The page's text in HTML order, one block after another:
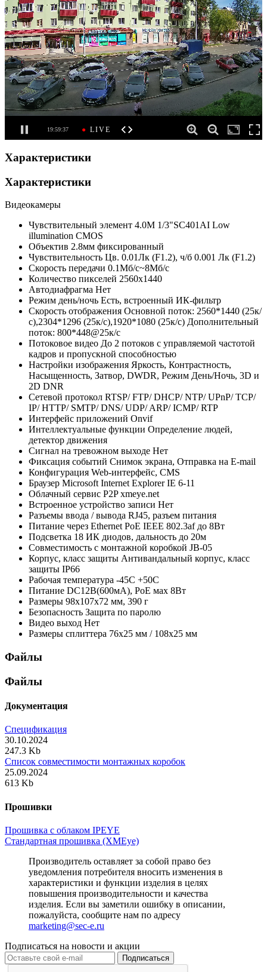
Характеристики
Характеристики
Видеокамеры
Чувствительный элемент 4.0M 1/3"SC401AI Low
illumination CMOS
Объектив 2.8мм фиксированный
Чувствительность Цв. 0.01Лк (F1.2), ч/б 0.001 Лк (F1.2)
Скорость передачи 0.1Мб/с~8Мб/с
Количество пикселей 2560x1440
Автодиафрагма Нет
Режим день/ночь Есть, встроенный ИК-фильтр
Скорость отображения Основной поток: 2560*1440 (25к/
с),2304*1296 (25к/с),1920*1080 (25к/с) Дополнительный
поток: 800*448@25к/с
Потоковое видео До 2 потоков с управляемой частотой
кадров и пропускной способностью
Настройки изображения Яркость, Контрастность,
Насыщенность, Затвор, DWDR, Режим День/Ночь, 3D и
2D DNR
Сетевой протокол RTSP/ FTP/ DHCP/ NTP/ UPnP/ TCP/
IP/ HTTP/ SMTP/ DNS/ UDP/ ARP/ ICMP/ RTP
Интерфейс приложений Onvif
Интеллектуальные функции Определение людей,
детектор движения
Сигнал на тревожном выходе Нет
Фиксация событий Cнимок экрана, Отправка на E-mail
Конфигурация Web-интерфейс, CMS
Браузер Microsoft Internet Explorer IE 6-11
Облачный сервис P2P xmeye.net
Встроенное устройство записи Нет
Разъемы ввода / вывода RJ45, разъем питания
Питание через Ethernet PoE IEEE 802.3af до 8Вт
Подсветка 18 ИК диодов, дальность до 20м
Совместимость с монтажной коробкой JB-05
Корпус, класс защиты Антивандальный корпус, класс
защиты IР66
Рабочая температура -45С +50С
Питание DC12В(600мА), PoE мах 8Вт
Размеры 98х107х72 мм, 390 г
Безопасность Защита по паролю
Видео выход Нет
Размеры сплиттера 76х25 мм / 108х25 мм
Файлы
Файлы
Документация
Спецификация
30.10.2024
247.3 Kb
Список совместимости монтажных коробок
25.09.2024
613 Kb
Прошивки
Прошивка с облаком IPEYE
Стандартная прошивка (XMEye)
Производитель оставляет за собой право без
уведомления потребителя вносить изменения в
характеристики и функции изделия в целях
повышения производительности и качества
изделия. Если вы заметили ошибку в описании,
пожалуйста, сообщите нам по адресу
marketing@sec-e.ru
Подписаться на новости и акции
Подписаться